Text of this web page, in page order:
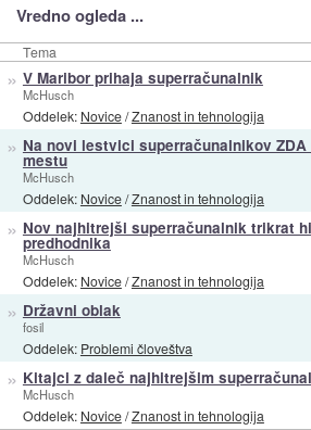
Vredno ogleda ...
Tema
» V Maribor prihaja superračunalnik
McHusch
Oddelek: Novice/Znanost in tehnologija
» Na novi lestvici superračunalnikov ZDA
mestu
McHusch
Oddelek: Novice/Znanost in tehnologija
» Nov najhitrejši superračunalnik trikrat
predhodnika
McHusch
Oddelek: Novice/Znanost in tehnologija
» Državni oblak
fosil
Oddelek: Problemi človeštva
» Kitajci z daleč najhitrejšim
McHusch
Oddelek: Novice/Znanost in tehnologija